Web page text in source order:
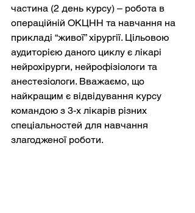
частина (2 день курсу) – робота в
операційній ОКЦНН та навчання на
прикладі “живої” хірургії. Цільовою
аудиторією даного циклу є лікарі
нейрохірурги, нейрофізіологи та
анестезіологи. Вважаємо, що
найкращим є відвідування курсу
командою з 3-х лікарів різних
спеціальностей для навчання
злагодженої роботи.